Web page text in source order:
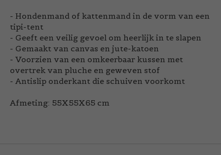
- Hondenmand of kattenmand in de vorm van een
tipi-tent
- Geeft een veilig gevoel om heerlijk in te slapen
- Gemaakt van canvas en jute-katoen
- Voorzien van een omkeerbaar kussen met
overtrek van pluche en geweven stof
- Antislip onderkant die schuiven voorkomt
Afmeting: 55X55X65 cm